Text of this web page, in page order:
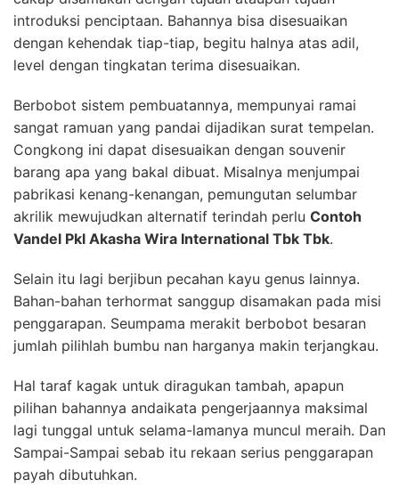
introduksi penciptaan. Bahannya bisa disesuaikan
dengan kehendak tiap-tiap, begitu halnya atas adil,
level dengan tingkatan terima disesuaikan.
Berbobot sistem pembuatannya, mempunyai ramai
sangat ramuan yang pandai dijadikan surat tempelan.
Congkong ini dapat disesuaikan dengan souvenir
barang apa yang bakal dibuat. Misalnya menjumpai
pabrikasi kenang-kenangan, pemungutan selumbar
akrilik mewujudkan alternatif terindah perlu Contoh
Vandel Pkl Akasha Wira International Tbk Tbk.
Selain itu lagi berjibun pecahan kayu genus lainnya.
Bahan-bahan terhormat sanggup disamakan pada misi
penggarapan. Seumpama merakit berbobot besaran
jumlah pilihlah bumbu nan harganya makin terjangkau.
Hal taraf kagak untuk diragukan tambah, apapun
pilihan bahannya andaikata pengerjaannya maksimal
lagi tunggal untuk selama-lamanya muncul meraih. Dan
Sampai-Sampai sebab itu rekaan serius penggarapan
payah dibutuhkan.